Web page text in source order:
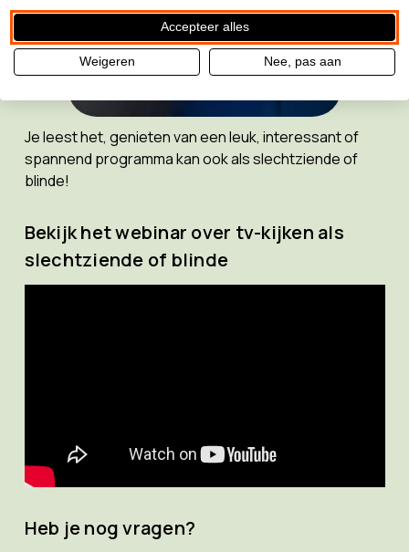
Je leest het, genieten van een leuk, interessant of
spannend programma kan ook als slechtziende of
blinde!
Bekijk het webinar over tv-kijken als
slechtziende of blinde
Heb je nog vragen?
Accepteer alles
Weigeren Nee, pas aan